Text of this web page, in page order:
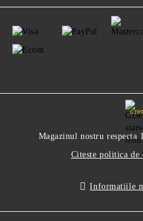
Magazinul nostru respecta
Citeste politica
Informatiile